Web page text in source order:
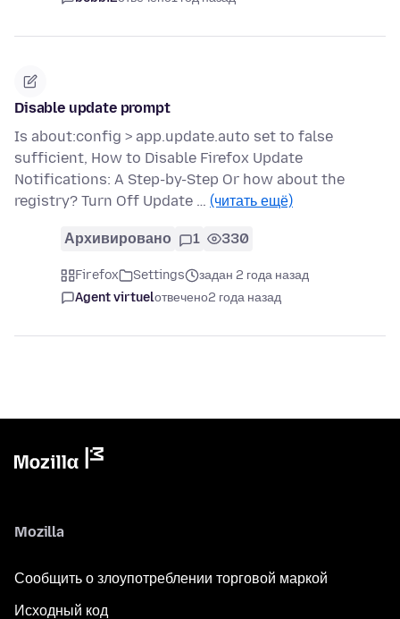
Disable update prompt
Is about:config > app.update.auto set to false
sufficient, How to Disable Firefox Update
Notifications: A Step-by-Step Or how about the
registry? Turn Off Update … (читать ещё)
Архивировано 1 330
Firefox Settings
задан 2 года назад
Agent virtuelотвечено2 года назад
Mozilla
Сообщить о злоупотреблении торговой маркой
Исходный код